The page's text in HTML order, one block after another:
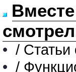
• / Статьи
• /